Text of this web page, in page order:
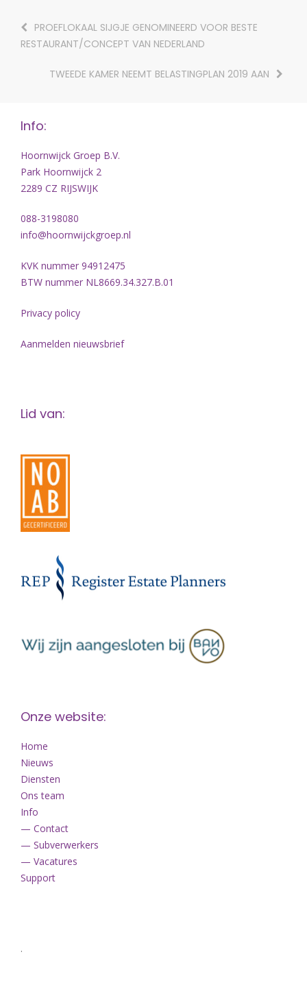
PROEFLOKAAL SIJGJE GENOMINEERD VOOR BESTE
RESTAURANT/CONCEPT VAN NEDERLAND
TWEEDE KAMER NEEMT BELASTINGPLAN 2019 AAN
Info:
Hoornwijck Groep B.V.
Park Hoornwijck 2
2289 CZ RIJSWIJK
088-3198080
info@hoornwijckgroep.nl
KVK nummer 94912475
BTW nummer NL8669.34.327.B.01
Privacy policy
Aanmelden nieuwsbrief
Lid van:
Onze website:
Home
Nieuws
Diensten
Ons team
Info
— Contact
— Subverwerkers
— Vacatures
Support
.